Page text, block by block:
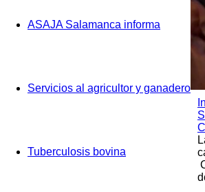
ASAJA Salamanca informa
Servicios al agricultor y ganadero
Tuberculosis bovina